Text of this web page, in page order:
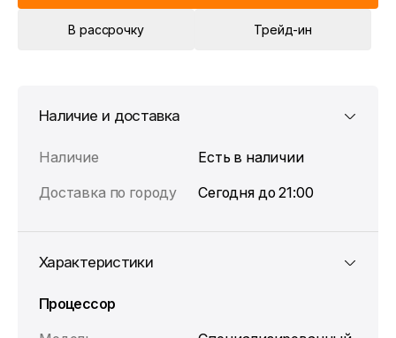
В рассрочку Трейд-ин
Наличие и доставка
Наличие
Есть в наличии
Доставка по городу
Сегодня до 21:00
Характеристики
Процессор